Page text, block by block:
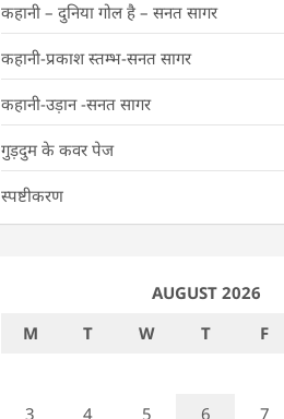
कहानी – दुनिया गोल है – सनत सागर
कहानी-प्रकाश स्तम्भ-सनत सागर
कहानी-उड़ान -सनत सागर
गुड़दुम के कवर पेज
स्पष्टीकरण
AUGUST 2026
M
T W T F
3
4 5 6 7